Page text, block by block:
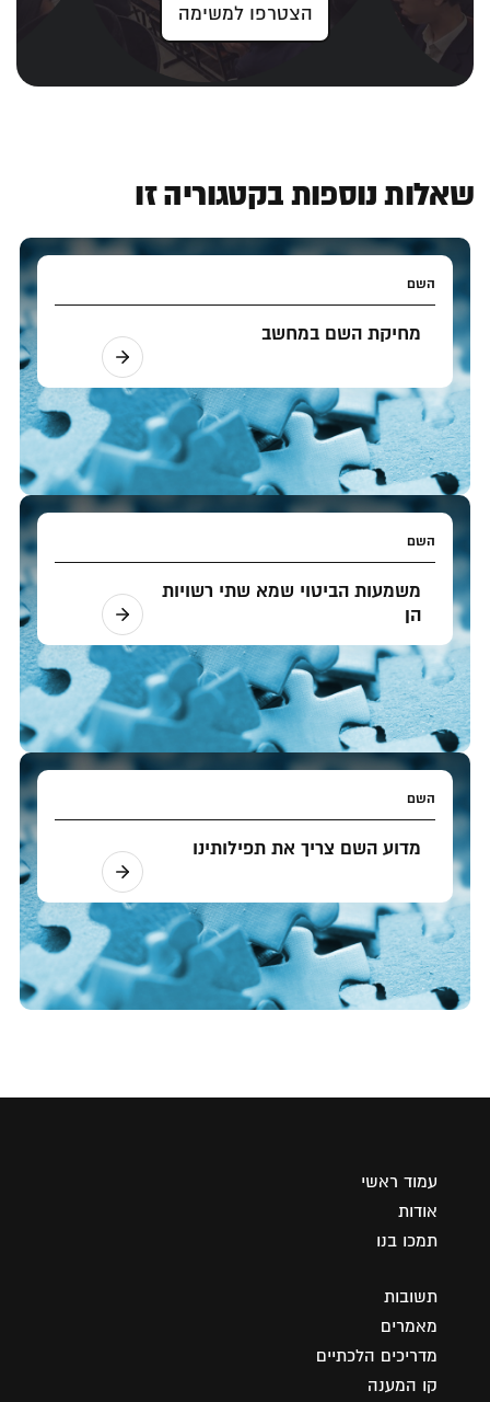
הצטרפו למשימה
שאלות נוספות בקטגוריה זו
השם
מחיקת השם במחשב
השם
משמעות הביטוי שמא שתי רשויות
הן
השם
מדוע השם צריך את תפילותינו
עמוד ראשי
אודות
תמכו בנו
תשובות
מאמרים
מדריכים הלכתיים
קו המענה